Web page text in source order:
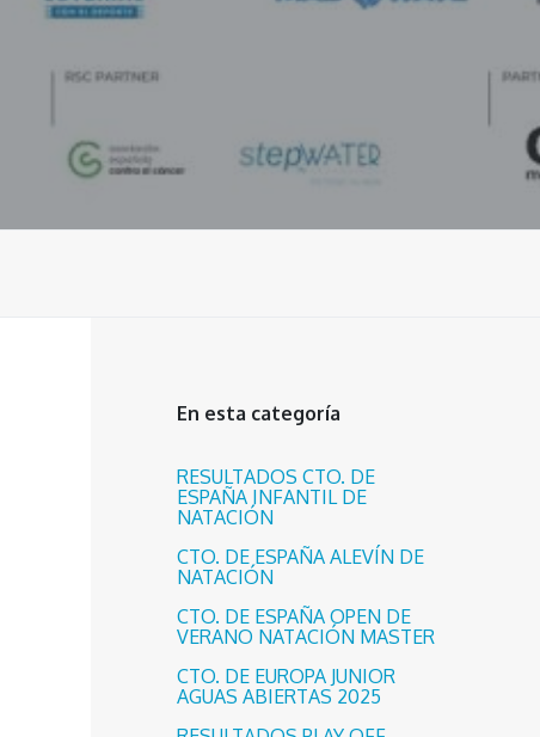
En esta categoría
RESULTADOS CTO. DE
ESPAÑA INFANTIL DE
NATACIÓN
CTO. DE ESPAÑA ALEVÍN DE
NATACIÓN
CTO. DE ESPAÑA OPEN DE
VERANO NATACIÓN MASTER
CTO. DE EUROPA JUNIOR
AGUAS ABIERTAS 2025